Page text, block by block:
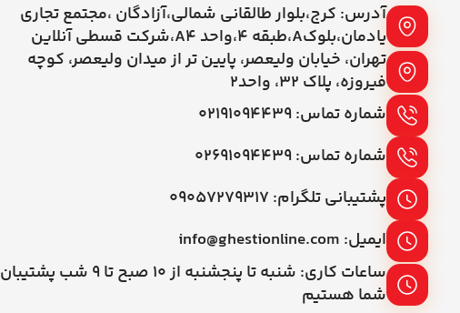
آدرس: کرج،بلوار طالقانی شمالی،آزادگان ،مجتمع تجاری
یادمان،بلوکA،طبقه ۴،واحد A4،شرکت قسطی آنلاین
تهران، خیابان ولیعصر، پایین تر از میدان ولیعصر، کوچه
فیروزه، پلاک 32، واحد2
شماره تماس: ۰۲۱۹۱۰۹۴۴۳۹
شماره تماس: ۰۲۶۹۱۰۹۴۴۳۹
پشتیبانی تلگرام: ۰۹۰۵۷۲۷۹۳۱۷
ایمیل: info@ghestionline.com
ساعات کاری: شنبه تا پنجشنبه از ۱۰ صبح تا ۹ شب پشتیبان
شما هستیم